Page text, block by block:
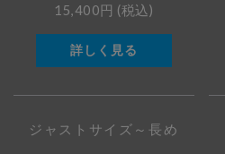
15,400円 (税込)
詳しく見る
ジャストサイズ～長め